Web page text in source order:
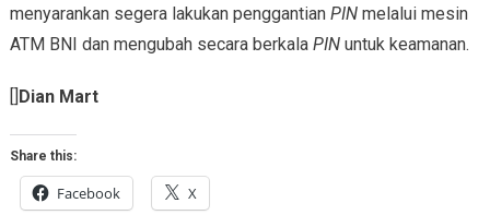
menyarankan segera lakukan penggantian PINmelalui mesin
ATM BNI dan mengubah secara berkalaPINuntuk keamanan.
Dian Mart
Share this:
Facebook X